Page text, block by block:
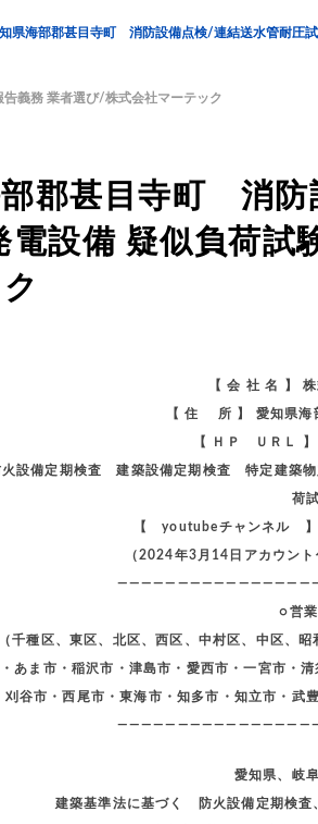
HOME 業務案内
県海部郡甚目寺町 消防設備点検/連結送水管耐圧
義務 業者選び/株式会社マーテック
郡甚目寺町 消防
電設備 疑似負荷試
【 会 社 名 】
【 住 所 】 愛知県海
【 ＨＰ ＵＲＬ
設備定期検査 建築設備定期検査 特定建築
荷
【 youtubeチャンネル
（2024年3月14日アカウン
○営
千種区、東区、北区、西区、中村区、中区、
あま市・稲沢市・津島市・愛西市・一宮市・
刈谷市・西尾市・東海市・知多市・知立市・武
愛知県、岐
建築基準法に基づく 防火設備定期検査